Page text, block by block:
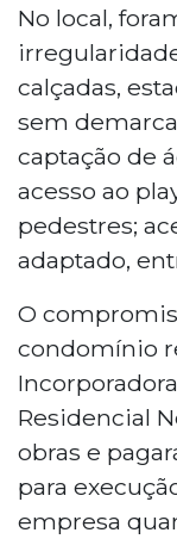
No local,
calçadas,
sem
captação de
acesso ao
pedestres;
adaptado,
O
condomínio
Residencial
obras e
para
empresa